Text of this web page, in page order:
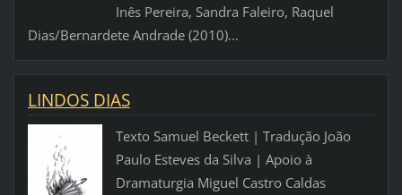
Inês Pereira, Sandra Faleiro, Raquel
Dias/Bernardete Andrade (2010)...
LINDOS DIAS
Texto Samuel Beckett | Tradução João
Paulo Esteves da Silva | Apoio à
Dramaturgia Miguel Castro Caldas